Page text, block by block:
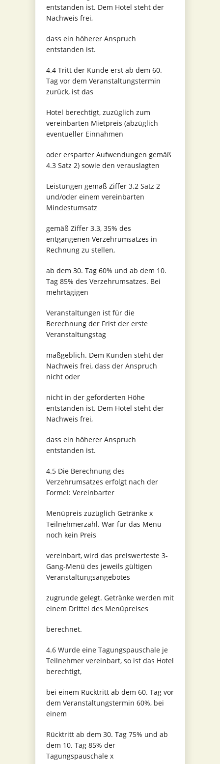
entstanden ist. Dem Hotel steht der
Nachweis frei,
dass ein höherer Anspruch
entstanden ist.
4.4 Tritt der Kunde erst ab dem 60.
Tag vor dem Veranstaltungstermin
zurück, ist das
Hotel berechtigt, zuzüglich zum
vereinbarten Mietpreis (abzüglich
eventueller Einnahmen
oder ersparter Aufwendungen gemäß
4.3 Satz 2) sowie den verauslagten
Leistungen gemäß Ziffer 3.2 Satz 2
und/oder einem vereinbarten
Mindestumsatz
gemäß Ziffer 3.3, 35% des
entgangenen Verzehrumsatzes in
Rechnung zu stellen,
ab dem 30. Tag 60% und ab dem 10.
Tag 85% des Verzehrumsatzes. Bei
mehrtägigen
Veranstaltungen ist für die
Berechnung der Frist der erste
Veranstaltungstag
maßgeblich. Dem Kunden steht der
Nachweis frei, dass der Anspruch
nicht oder
nicht in der geforderten Höhe
entstanden ist. Dem Hotel steht der
Nachweis frei,
dass ein höherer Anspruch
entstanden ist.
4.5 Die Berechnung des
Verzehrumsatzes erfolgt nach der
Formel: Vereinbarter
Menüpreis zuzüglich Getränke x
Teilnehmerzahl. War für das Menü
noch kein Preis
vereinbart, wird das preiswerteste 3-
Gang-Menü des jeweils gültigen
Veranstaltungsangebotes
zugrunde gelegt. Getränke werden mit
einem Drittel des Menüpreises
berechnet.
4.6 Wurde eine Tagungspauschale je
Teilnehmer vereinbart, so ist das Hotel
berechtigt,
bei einem Rücktritt ab dem 60. Tag vor
dem Veranstaltungstermin 60%, bei
einem
Rücktritt ab dem 30. Tag 75% und ab
dem 10. Tag 85% der
Tagungspauschale x